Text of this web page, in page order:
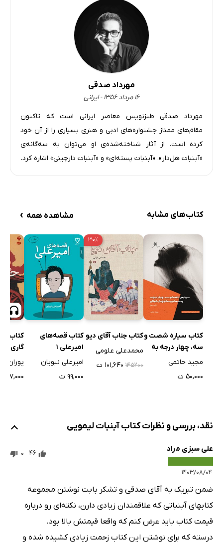
مهرداد صدقی
۱۶ مرداد ۱۳۵۶ - ایرانی
مهرداد صدقی طنزنویس معاصر ایرانی است که تاکنون
مقام‌های ممتاز جشنواره‌های ادبی و هنری بسیاری را از آن خود
کرده است. از آثار شناخته‌شده‌ی او می‌توان به سه‌گانه‌ی
«آبنبات هل‌دار»، «آبنبات پسته‌ای» و «آبنبات دارچینی» اشاره کرد.
کتاب‌های مشابه مشاهده همه ›
کتاب سیاره شصت و
سه، چهار درجه به
سمت بیست و چهار
مجید حاتمی
۵۰,۰۰۰ ت
۳۰٪
کتاب جناب آقای دیو
محمدعلی علومی
۱۴۵۲۰۰ ۱۰۱,۶۴۰ ت
کتاب قصه‌های
امیرعلی 1
امیرعلی نبویان
۹۹,۰۰۰ ت
کتاب
گاری
پوران
۱۳۷,۰۰۰ ت
نقد، بررسی و نظرات کتاب آبنبات لیمویی
علی سبزی مراد
۱۴۰۳/۰۸/۰۴
46
0
ضمن تبریک به آقای صدقی و تشکر بابت نوشتن مجموعه
کتابهای آبنباتی که علاقمندان زیادی دارن، نکته‌ای رو درباره
قیمت کتاب باید عرض کنم که واقعا قیمتش بالا بود.
درسته که برای نوشتن این کتاب زحمت زیادی کشیده شده و